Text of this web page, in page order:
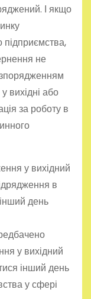
І якщо
не
вихідні або
за роботу в
у вихідний
в
день
у вихідний
інший день
у сфері